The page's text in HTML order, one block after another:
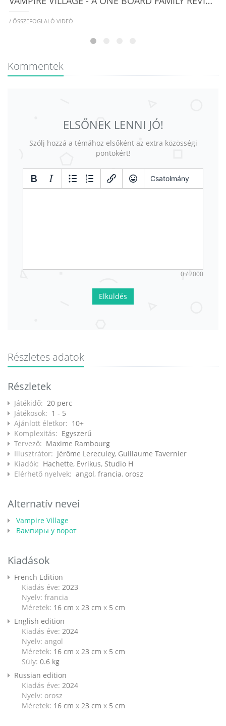
/ ÖSSZEFOGLALÓ VIDEÓ
Kommentek
ELSŐNEK LENNI JÓ!
Szólj hozzá a témához elsőként az extra közösségi
pontokért!
Csatolmány
0 / 2000
Elküldés
Részletes adatok
Részletek
Játékidő: 20 perc
Játékosok: 1 - 5
Ajánlott életkor: 10+
Komplexitás: Egyszerű
Tervező: Maxime Rambourg
Illusztrátor: Jérôme Lereculey, Guillaume Tavernier
Kiadók: Hachette, Evrikus, Studio H
Elérhető nyelvek: angol, francia, orosz
Alternatív nevei
Vampire Village
Вампиры у ворот
Kiadások
French Edition
Kiadás éve: 2023
Nyelv: francia
Méretek: 16 cm x 23 cm x 5 cm
English edition
Kiadás éve: 2024
Nyelv: angol
Méretek: 16 cm x 23 cm x 5 cm
Súly: 0.6 kg
Russian edition
Kiadás éve: 2024
Nyelv: orosz
Méretek: 16 cm x 23 cm x 5 cm